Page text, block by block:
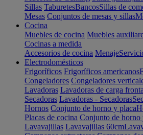
Sillas TaburetesBancosSillas de
Mesas Conjuntos de mesas y sillas
Cocina
Muebles de cocina Muebles
Cocinas a medida
Accesorios de cocina Menaje
Electrodomésticos
Frigoríficos Frigoríficos americanos
Congeladores Congeladores
Lavadoras Lavadoras de carga
Secadoras Lavadoras - Secadoras
Hornos Conjunto de horno y placa
Placas de cocina Conjunto de horno
Lavavajillas Lavavajillas 60cm